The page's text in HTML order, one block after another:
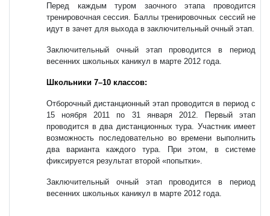
Перед каждым туром заочного этапа проводится
тренировочная сессия. Баллы тренировочных сессий не
идут в зачет для выхода в заключительный очный этап.
Заключительный очный этап проводится в период
весенних школьных каникул в марте 2012 года.
Школьники 7–10 классов:
Отборочный дистанционный этап проводится в период с
15 ноября 2011 по 31 января 2012. Первый этап
проводится в два дистанционных тура. Участник имеет
возможность последовательно во времени выполнить
два варианта каждого тура. При этом, в системе
фиксируется результат второй «попытки».
Заключительный очный этап проводится в период
весенних школьных каникул в марте 2012 года.